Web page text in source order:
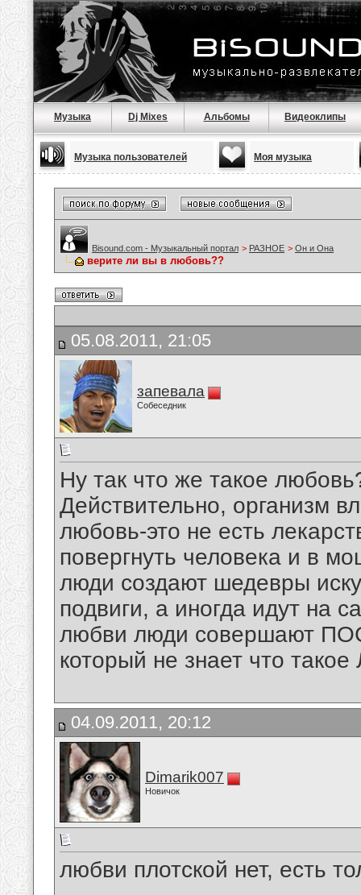
Музыка Dj Mixes Альбомы Видеоклипы
Музыка пользователей Моя музыка
Bisound.com - Музыкальный портал > РАЗНОЕ > Он и Она
верите ли вы в любовь??
05.08.2011, 21:05
запевала
Собеседник
Ну так что же такое
Действительно, организм
любовь-это не есть
повергнуть человека и в
люди создают шедевры
подвиги, а иногда идут на
любви люди совершают
который не знает что
04.09.2011, 20:12
Dimarik007
Новичок
любви плотской нет, есть